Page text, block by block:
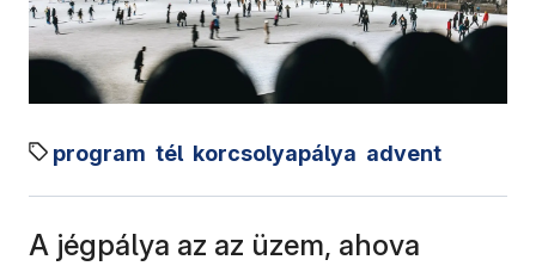
program tél korcsolyapálya advent
A jégpálya az az üzem, ahova